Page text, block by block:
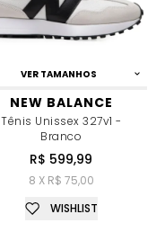
VER TAMANHOS
NEW BALANCE
Tênis Unissex 327v1 -
Branco
R$ 599,99
8 X R$ 75,00
WISHLIST